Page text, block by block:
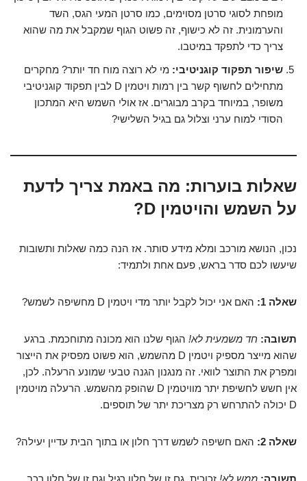
מופחת לסוגי סרטן מסוימים, כמו סרטן המעי הגס, השד
והערמונית. זה לא כישוף, זה פשוט הגוף שמקבל את מה שהוא
צריך כדי לתפקד במיטבו.
שיפור תפקוד קוגניטיבי: מי לא רוצה מוח חד יותר? מחקרים
מתחילים לחשוף קשר בין רמות ויטמין D לבין תפקוד קוגניטיבי
משופר, במיוחד בקרב מבוגרים. אז אולי השמש היא המתכון
הסודי למוח ערני וצלול גם בגיל השלישי?
שאלות בוערות: מה באמת צריך לדעת
על השמש והויטמין D?
נכון, הנושא מורכב ומלא מידע סותר. אז הנה כמה שאלות ותשובות
שיעשו לכם סדר בראש, פעם אחת ולתמיד:
שאלה 1: האם אני יכול לקבל יותר מדי ויטמין D מחשיפה לשמש?
תשובה: חד משמעית לא! הגוף שלנו הוא מכונה מתוחכמת. ברגע
שהוא מייצר מספיק ויטמין D מהשמש, הוא פשוט מפסיק את הייצור
ומפרק את התוצר לוואי. זה מנגנון הגנה טבעי שמונע הרעלה. לכן,
אין חשש לחשיפת יתר מוויטמין D שהופק מהשמש. הרעלה מויטמין
D יכולה להתרחש רק מצריכת יתר של תוספים.
שאלה 2: האם חשיפה לשמש דרך חלון או בתוך הבית עדיין יעילה?
תשובה: ממש לא! זכוכית, גם זו של חלון רגיל וגם זו של חלון רכב,